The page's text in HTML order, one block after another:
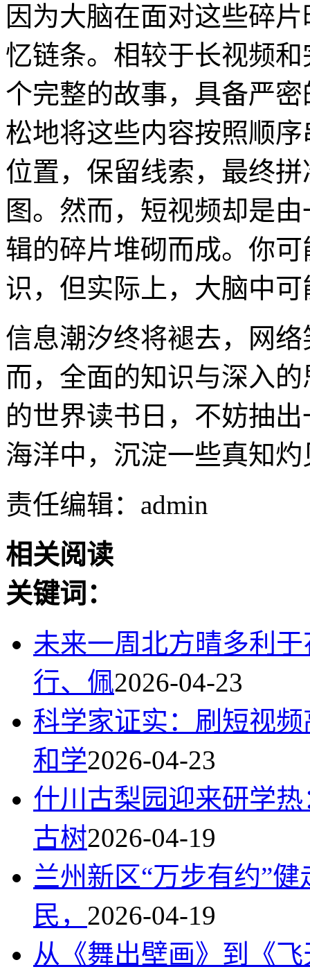
因为大脑在面对这些碎
忆链条。相较于长视频
个完整的故事，具备严
松地将这些内容按照顺
位置，保留线索，最终
图。然而，短视频却是
辑的碎片堆砌而成。你
识，但实际上，大脑中
信息潮汐终将褪去，网
而，全面的知识与深入
的世界读书日，不妨抽
海洋中，沉淀一些真知灼
责任编辑：admin
相关阅读
关键词：
未来一周北方晴多利
行、佩2026-04-23
科学家证实：刷短视
和学2026-04-23
什川古梨园迎来研学
古树2026-04-19
兰州新区“万步有约”
民， 2026-04-19
从《舞出壁画》到《